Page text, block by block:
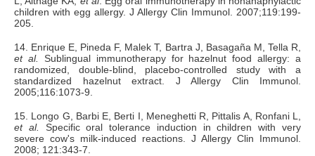
children with egg allergy. J Allergy Clin Immunol. 2007;119:199-
205.
14. Enrique E, Pineda F, Malek T, Bartra J, Basagaña M, Tella R,
et al.
Sublingual immunotherapy for hazelnut food allergy: a
randomized, double-blind, placebo-controlled study with a
standardized hazelnut extract. J Allergy Clin Immunol.
2005;116:1073-9.
15. Longo G, Barbi E, Berti I, Meneghetti R, Pittalis A, Ronfani L,
et al.
Specific oral tolerance induction in children with very
severe cow's milk-induced reactions. J Allergy Clin Immunol.
2008; 121:343-7.